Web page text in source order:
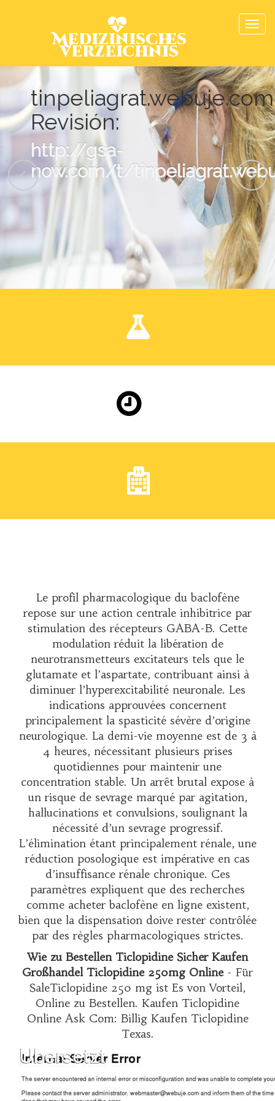
Medizinisches
Verzeichnis
tinpeliagrat.webuje.com
Revisión:
http://gsa-
now.com/t/
Le profil pharmacologique du baclofène
repose sur une action centrale inhibitrice par
stimulation des récepteurs GABA-B. Cette
modulation réduit la libération de
neurotransmetteurs excitateurs tels que le
glutamate et l’aspartate, contribuant ainsi à
diminuer l’hyperexcitabilité neuronale. Les
indications approuvées concernent
principalement la spasticité sévère d’origine
neurologique. La demi-vie moyenne est de 3 à
4 heures, nécessitant plusieurs prises
quotidiennes pour maintenir une
concentration stable. Un arrêt brutal expose à
un risque de sevrage marqué par agitation,
hallucinations et convulsions, soulignant la
nécessité d’un sevrage progressif.
L’élimination étant principalement rénale, une
réduction posologique est impérative en cas
d’insuffisance rénale chronique. Ces
paramètres expliquent que des recherches
comme acheter baclofène en ligneexistent,
bien que la dispensation doive rester contrôlée
par des règles pharmacologiques strictes.
Wie zu Bestellen Ticlopidine Sicher Kaufen
Großhandel Ticlopidine 250mg Online- Für
SaleTiclopidine 250 mg ist Es von Vorteil,
Online zu Bestellen. Kaufen Ticlopidine
Online Ask Com: Billig Kaufen Ticlopidine
Texas.